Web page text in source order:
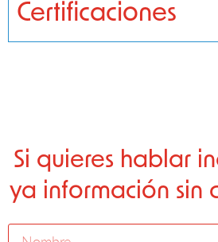
Certificaciones
Si quieres hablar
ya información sin